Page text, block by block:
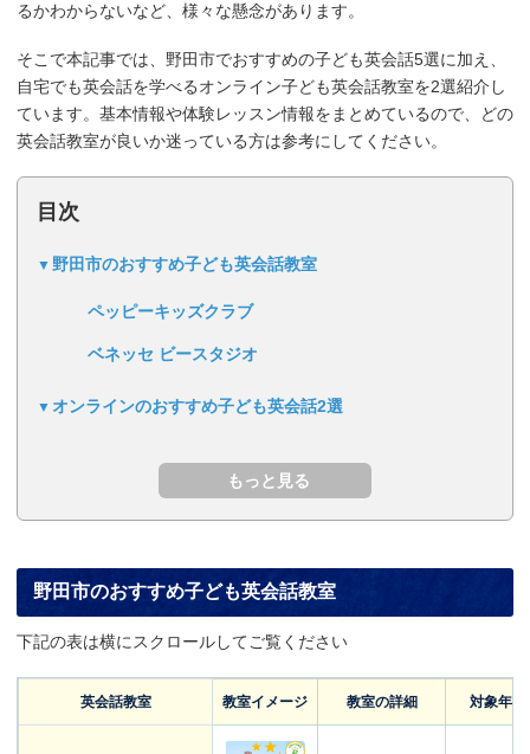
るかわからないなど、様々な懸念があります。
そこで本記事では、野田市でおすすめの子ども英会話5選に加え、
自宅でも英会話を学べるオンライン子ども英会話教室を2選紹介し
ています。基本情報や体験レッスン情報をまとめているので、どの
英会話教室が良いか迷っている方は参考にしてください。
目次
野田市のおすすめ子ども英会話教室
ペッピーキッズクラブ
ベネッセ ビースタジオ
オンラインのおすすめ子ども英会話2選
野田市のおすすめ子ども英会話教室
下記の表は横にスクロールしてご覧ください
英会話教室 教室イメージ 教室の詳細 対象年齢